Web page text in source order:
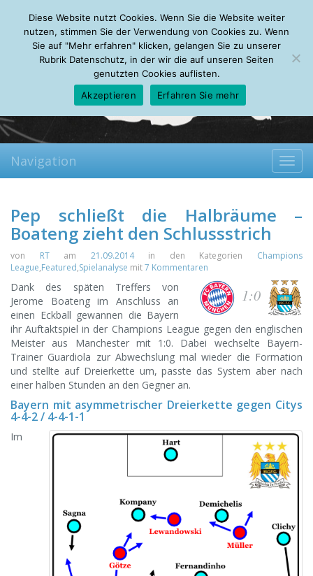
Thursday, 06.08.2026
Mein Account
About Autoren Leseempfehlungen FAQ
Navigation
Pep schließt die Halbräume –
Boateng zieht den Schlussstrich
von RTam 21.09.2014in den Kategorien Champions
League,Featured,Spielanalyse mit7 Kommentaren
1:0
Dank des späten Treffers von
Jerome Boateng im Anschluss an
einen Eckball gewannen die Bayern
ihr Auftaktspiel in der Champions League gegen den englischen
Meister aus Manchester mit 1:0. Dabei wechselte Bayern-
Trainer Guardiola zur Abwechslung mal wieder die Formation
und stellte auf Dreierkette um, passte das System aber nach
einer halben Stunden an den Gegner an.
Bayern mit asymmetrischer Dreierkette gegen Citys
4-4-2 / 4-4-1-1
Im
Diese Website nutzt Cookies. Wenn Sie die Website weiter
nutzen, stimmen Sie der Verwendung von Cookies zu. Wenn
Sie auf "Mehr erfahren" klicken, gelangen Sie zu unserer
Rubrik Datenschutz, in der wir die auf unseren Seiten
genutzten Cookies auflisten.
Akzeptieren
Erfahren Sie mehr